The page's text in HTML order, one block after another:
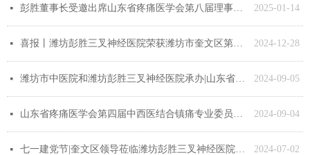
2025-01-14
넷 彭胜董事长受邀出席山东省疼痛医学会第八届理事会第十四次常务理事会议、第三次理事（扩大）会议暨 2025 年度分支机构工作会议
2024-12-28
넷 喜报丨潍坊彭胜三叉神经医院荣获潍坊市奎文区第三季度“区级安全生产示范岗”称号！
2024-09-05
넷 潍坊市中医院和潍坊彭胜三叉神经医院承办|山东省疼痛医学会第四届中西医结合镇痛专业委员会换届选举会议暨第一次学术会议圆满落下帷幕
2024-09-04
넷 山东省疼痛医学会第四届中西医结合镇痛专业委员会换届选举会议暨第一次学术会议圆满召开
2024-07-02
넷 七一建党节|奎文区领导莅临潍坊彭胜三叉神经医院指导工作